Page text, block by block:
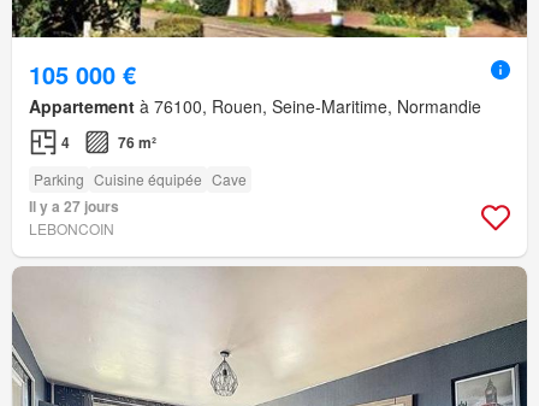
105 000 €
Appartement à 76100, Rouen, Seine-Maritime, Normandie
4 76 m²
Parking Cuisine équipée Cave
Il y a 27 jours
LEBONCOIN